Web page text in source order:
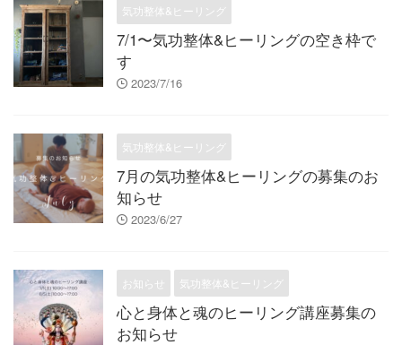
気功整体&ヒーリング
7/1〜気功整体&ヒーリングの空き枠で
す
2023/7/16
気功整体&ヒーリング
7月の気功整体&ヒーリングの募集のお
知らせ
2023/6/27
お知らせ 気功整体&ヒーリング
心と身体と魂のヒーリング講座募集の
お知らせ